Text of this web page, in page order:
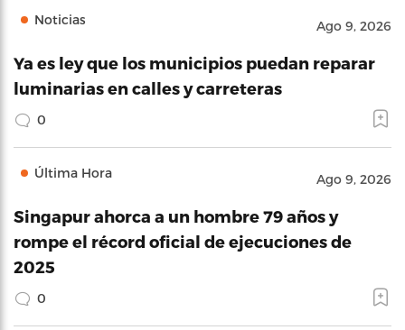
Noticias Ago 9, 2026
Ya es ley que los municipios puedan reparar
luminarias en calles y carreteras
0
Última Hora Ago 9, 2026
Singapur ahorca a un hombre 79 años y
rompe el récord oficial de ejecuciones de
2025
0